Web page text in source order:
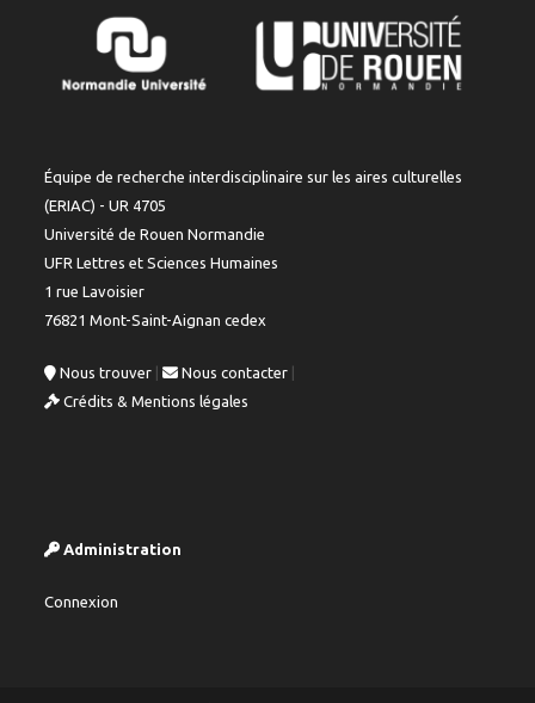
Équipe de recherche interdisciplinaire sur les aires culturelles
(ERIAC) - UR 4705
Université de Rouen Normandie
UFR Lettres et Sciences Humaines
1 rue Lavoisier
76821 Mont-Saint-Aignan cedex
Nous trouver | Nous contacter
Crédits & Mentions légales
Administration
Connexion